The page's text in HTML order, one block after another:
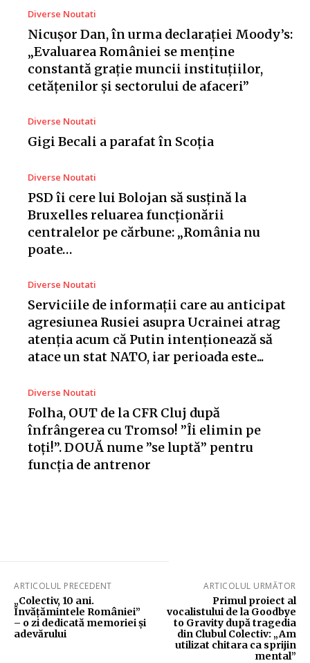
Diverse Noutati
Nicușor Dan, în urma declarației Moody’s:
„Evaluarea României se menține
constantă grație muncii instituțiilor,
cetățenilor și sectorului de afaceri”
Diverse Noutati
Gigi Becali a parafat în Scoția
Diverse Noutati
PSD îi cere lui Bolojan să susțină la
Bruxelles reluarea funcționării
centralelor pe cărbune: „România nu
poate…
Diverse Noutati
Serviciile de informații care au anticipat
agresiunea Rusiei asupra Ucrainei atrag
atenția acum că Putin intenționează să
atace un stat NATO, iar perioada este...
Diverse Noutati
Folha, OUT de la CFR Cluj după
înfrângerea cu Tromso! ”Îi elimin pe
toți!”. DOUĂ nume ”se luptă” pentru
funcția de antrenor
ARTICOLUL PRECEDENT
„Colectiv, 10 ani.
Învățămintele României”
– o zi dedicată memoriei și
adevărului
ARTICOLUL URMĂTOR
Primul proiect al
vocalistului de la Goodbye
to Gravity după tragedia
din Clubul Colectiv: „Am
utilizat chitara ca sprijin
mental”